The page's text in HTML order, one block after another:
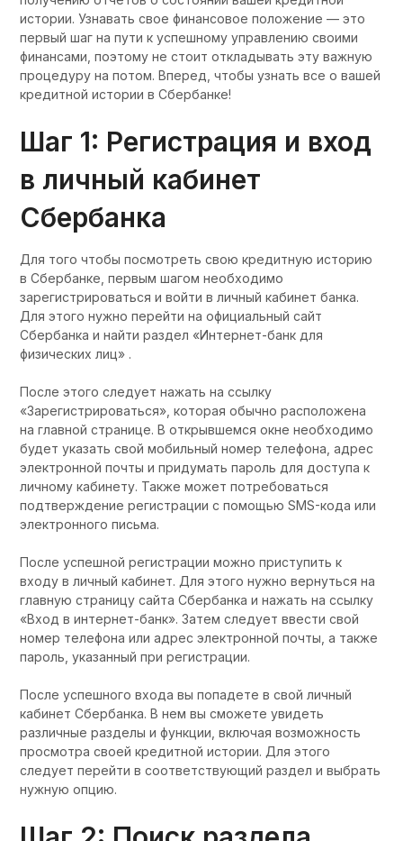
истории. Узнавать свое финансовое положение — это
первый шаг на пути к успешному управлению своими
финансами, поэтому не стоит откладывать эту важную
процедуру на потом. Вперед, чтобы узнать все о вашей
кредитной истории в Сбербанке!
Шаг 1: Регистрация и вход
в личный кабинет
Сбербанка
Для того чтобы посмотреть свою кредитную историю
в Сбербанке, первым шагом необходимо
зарегистрироваться и войти в личный кабинет банка.
Для этого нужно перейти на официальный сайт
Сбербанка и найти раздел «Интернет-банк для
физических лиц» .
После этого следует нажать на ссылку
«Зарегистрироваться», которая обычно расположена
на главной странице. В открывшемся окне необходимо
будет указать свой мобильный номер телефона, адрес
электронной почты и придумать пароль для доступа к
личному кабинету. Также может потребоваться
подтверждение регистрации с помощью SMS-кода или
электронного письма.
После успешной регистрации можно приступить к
входу в личный кабинет. Для этого нужно вернуться на
главную страницу сайта Сбербанка и нажать на ссылку
«Вход в интернет-банк». Затем следует ввести свой
номер телефона или адрес электронной почты, а также
пароль, указанный при регистрации.
После успешного входа вы попадете в свой личный
кабинет Сбербанка. В нем вы сможете увидеть
различные разделы и функции, включая возможность
просмотра своей кредитной истории. Для этого
следует перейти в соответствующий раздел и выбрать
нужную опцию.